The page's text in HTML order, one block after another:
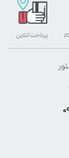
پرداخت آنلاین